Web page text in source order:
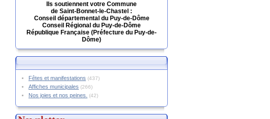
Ils soutiennent votre Commune
de Saint-Bonnet-le-Chastel :
Conseil départemental du Puy-de-Dôme
Conseil Régional du Puy-de-Dôme
République Française (Préfecture du Puy-de-
Dôme)
Fêtes et manifestations (437)
Affiches municipales (266)
Nos joies et nos peines. (42)